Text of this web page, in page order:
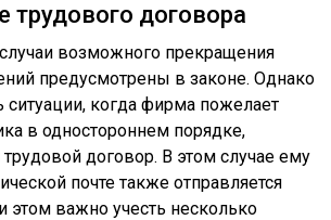
трудового договора
возможного прекращения
предусмотрены в законе. Однако
ситуации, когда фирма пожелает
в одностороннем порядке,
договор. В этом случае ему
почте также отправляется
этом важно учесть несколько